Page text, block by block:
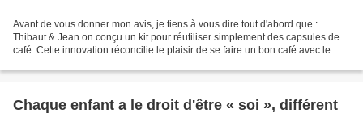
Avant de vous donner mon avis, je tiens à vous dire tout d'abord que :
Thibaut & Jean on conçu un kit pour réutiliser simplement des capsules de
café. Cette innovation réconcilie le plaisir de se faire un bon café avec le
Chaque enfant a le droit d'être « soi », différent